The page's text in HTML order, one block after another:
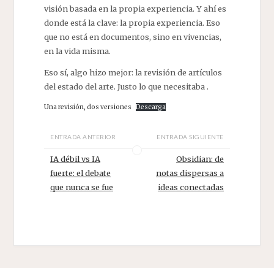
visión basada en la propia experiencia. Y ahí es
donde está la clave: la propia experiencia. Eso
que no está en documentos, sino en vivencias,
en la vida misma.
Eso sí, algo hizo mejor: la revisión de artículos
del estado del arte. Justo lo que necesitaba .
Una revisión, dos versiones Descarga
ENTRADA ANTERIOR
IA débil vs IA
fuerte: el debate
que nunca se fue
ENTRADA SIGUIENTE
Obsidian: de
notas dispersas a
ideas conectadas